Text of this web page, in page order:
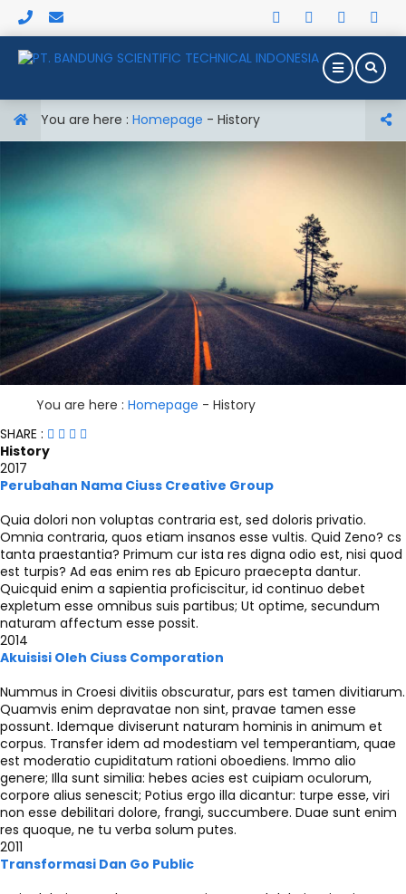
You are here : Homepage - History
You are here : Homepage - History
SHARE :
History
2017
Perubahan Nama Ciuss Creative Group
Quia dolori non voluptas contraria est, sed doloris privatio.
Omnia contraria, quos etiam insanos esse vultis. Quid Zeno? cs
tanta praestantia? Primum cur ista res digna odio est, nisi quod
est turpis? Ad eas enim res ab Epicuro praecepta dantur.
Quicquid enim a sapientia proficiscitur, id continuo debet
expletum esse omnibus suis partibus; Ut optime, secundum
naturam affectum esse possit.
2014
Akuisisi Oleh Ciuss Comporation
Nummus in Croesi divitiis obscuratur, pars est tamen divitiarum.
Quamvis enim depravatae non sint, pravae tamen esse
possunt. Idemque diviserunt naturam hominis in animum et
corpus. Transfer idem ad modestiam vel temperantiam, quae
est moderatio cupiditatum rationi oboediens. Immo alio
genere; Illa sunt similia: hebes acies est cuipiam oculorum,
corpore alius senescit; Potius ergo illa dicantur: turpe esse, viri
non esse debilitari dolore, frangi, succumbere. Duae sunt enim
res quoque, ne tu verba solum putes.
2011
Transformasi Dan Go Public